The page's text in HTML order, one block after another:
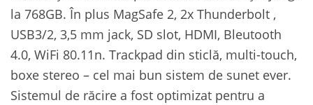
la 768GB. În plus MagSafe 2, 2x Thunderbolt ,
USB3/2, 3,5 mm jack, SD slot, HDMI, Bleutooth
4.0, WiFi 80.11n. Trackpad din sticlă, multi-touch,
boxe stereo – cel mai bun sistem de sunet ever.
Sistemul de răcire a fost optimizat pentru a